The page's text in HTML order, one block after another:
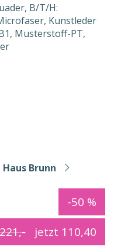
B/T/H:
Kunstleder
Musterstoff-PT,
Haus Brunn
-50 %
221,- jetzt 110,40